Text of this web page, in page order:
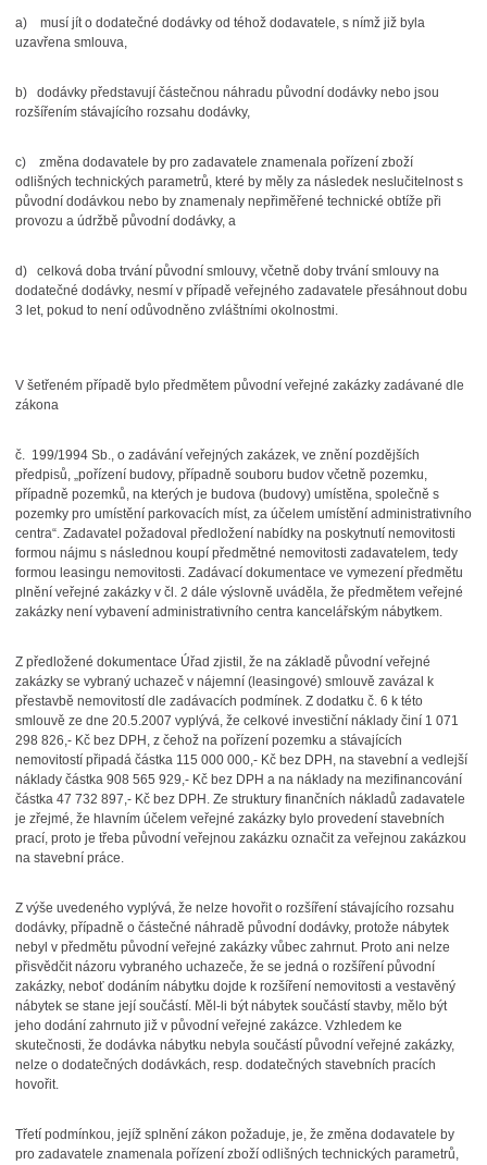
a) musí jít o dodatečné dodávky od téhož dodavatele, s nímž již byla
uzavřena smlouva,
b) dodávky představují částečnou náhradu původní dodávky nebo jsou
rozšířením stávajícího rozsahu dodávky,
c) změna dodavatele by pro zadavatele znamenala pořízení zboží
odlišných technických parametrů, které by měly za následek neslučitelnost s
původní dodávkou nebo by znamenaly nepřiměřené technické obtíže při
provozu a údržbě původní dodávky, a
d) celková doba trvání původní smlouvy, včetně doby trvání smlouvy na
dodatečné dodávky, nesmí v případě veřejného zadavatele přesáhnout dobu
3 let, pokud to není odůvodněno zvláštními okolnostmi.
V šetřeném případě bylo předmětem původní veřejné zakázky zadávané dle
zákona
č. 199/1994 Sb., o zadávání veřejných zakázek, ve znění pozdějších
předpisů, „pořízení budovy, případně souboru budov včetně pozemku,
případně pozemků, na kterých je budova (budovy) umístěna, společně s
pozemky pro umístění parkovacích míst, za účelem umístění administrativního
centra“. Zadavatel požadoval předložení nabídky na poskytnutí nemovitosti
formou nájmu s následnou koupí předmětné nemovitosti zadavatelem, tedy
formou leasingu nemovitosti. Zadávací dokumentace ve vymezení předmětu
plnění veřejné zakázky v čl. 2 dále výslovně uváděla, že předmětem veřejné
zakázky není vybavení administrativního centra kancelářským nábytkem.
Z předložené dokumentace Úřad zjistil, že na základě původní veřejné
zakázky se vybraný uchazeč v nájemní (leasingové) smlouvě zavázal k
přestavbě nemovitostí dle zadávacích podmínek. Z dodatku č. 6 k této
smlouvě ze dne 20.5.2007 vyplývá, že celkové investiční náklady činí 1 071
298 826,- Kč bez DPH, z čehož na pořízení pozemku a stávajících
nemovitostí připadá částka 115 000 000,- Kč bez DPH, na stavební a vedlejší
náklady částka 908 565 929,- Kč bez DPH a na náklady na mezifinancování
částka 47 732 897,- Kč bez DPH. Ze struktury finančních nákladů zadavatele
je zřejmé, že hlavním účelem veřejné zakázky bylo provedení stavebních
prací, proto je třeba původní veřejnou zakázku označit za veřejnou zakázkou
na stavební práce.
Z výše uvedeného vyplývá, že nelze hovořit o rozšíření stávajícího rozsahu
dodávky, případně o částečné náhradě původní dodávky, protože nábytek
nebyl v předmětu původní veřejné zakázky vůbec zahrnut. Proto ani nelze
přisvědčit názoru vybraného uchazeče, že se jedná o rozšíření původní
zakázky, neboť dodáním nábytku dojde k rozšíření nemovitosti a vestavěný
nábytek se stane její součástí. Měl-li být nábytek součástí stavby, mělo být
jeho dodání zahrnuto již v původní veřejné zakázce. Vzhledem ke
skutečnosti, že dodávka nábytku nebyla součástí původní veřejné zakázky,
nelze o dodatečných dodávkách, resp. dodatečných stavebních pracích
hovořit.
Třetí podmínkou, jejíž splnění zákon požaduje, je, že změna dodavatele by
pro zadavatele znamenala pořízení zboží odlišných technických parametrů,